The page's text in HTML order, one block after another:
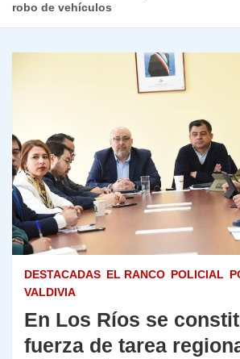
robo de vehículos
DESTACADAS EL RANCO POLICIAL
VALDIVIA
En Los Ríos se
fuerza de tarea